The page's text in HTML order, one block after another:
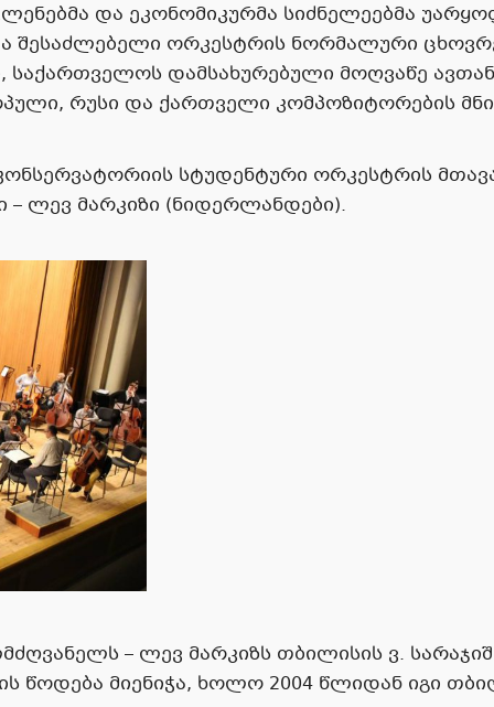
და ეკონომიკურმა სიძნელეებმა
შე­საძ­ლებელი ორკესტრის ნორმალური
დამსახურებული მოღვაწე
რუსი და ქართველი კომპოზიტორების
სტუდენტური ორკესტრის
– ლევ მარკიზი (ნიდერლანდები).
– ლევ მარკიზს თბილისის ვ.
წოდება მიენიჭა, ხოლო 2004 წლიდან იგი